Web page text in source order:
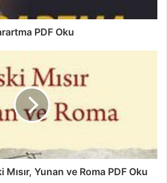
PDF Oku
Yunan ve Roma PDF Oku